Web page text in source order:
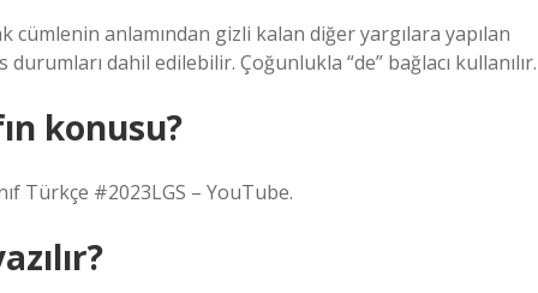
anlamından gizli kalan diğer yargılara yapılan
dahil edilebilir. Çoğunlukla “de” bağlacı kullanılır.
konusu?
Türkçe #2023LGS – YouTube.